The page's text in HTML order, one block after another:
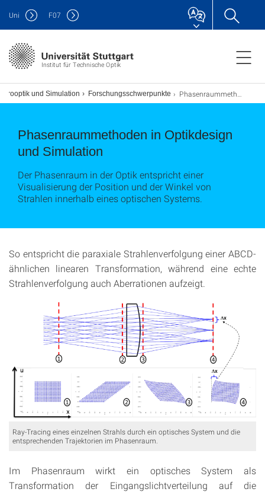
Institut für Technische Optik
Uni F07
und Simulation Forschungsschwerpunkte Phasenraummethoden in Optikdesign und Simulation
Phasenraummethoden in Optikdesign
und Simulation
Der Phasenraum in der Optik entspricht einer
Visualisierung der Position und der Winkel von
Strahlen innerhalb eines optischen Systems.
So entspricht die paraxiale Strahlenverfolgung einer ABCD-
ähnlichen linearen Transformation, während eine echte
Strahlenverfolgung auch Aberrationen aufzeigt.
Ray-Tracing eines einzelnen Strahls durch ein optisches System und die
entsprechenden Trajektorien im Phasenraum.
Im Phasenraum wirkt ein optisches System als
Transformation der Eingangslichtverteilung auf die